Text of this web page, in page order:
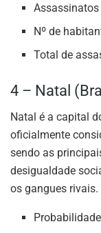
Nº de
Total de
4 – Natal
Natal é a capital
oficialmente
sendo as
desigualdade
os gangues rivais.